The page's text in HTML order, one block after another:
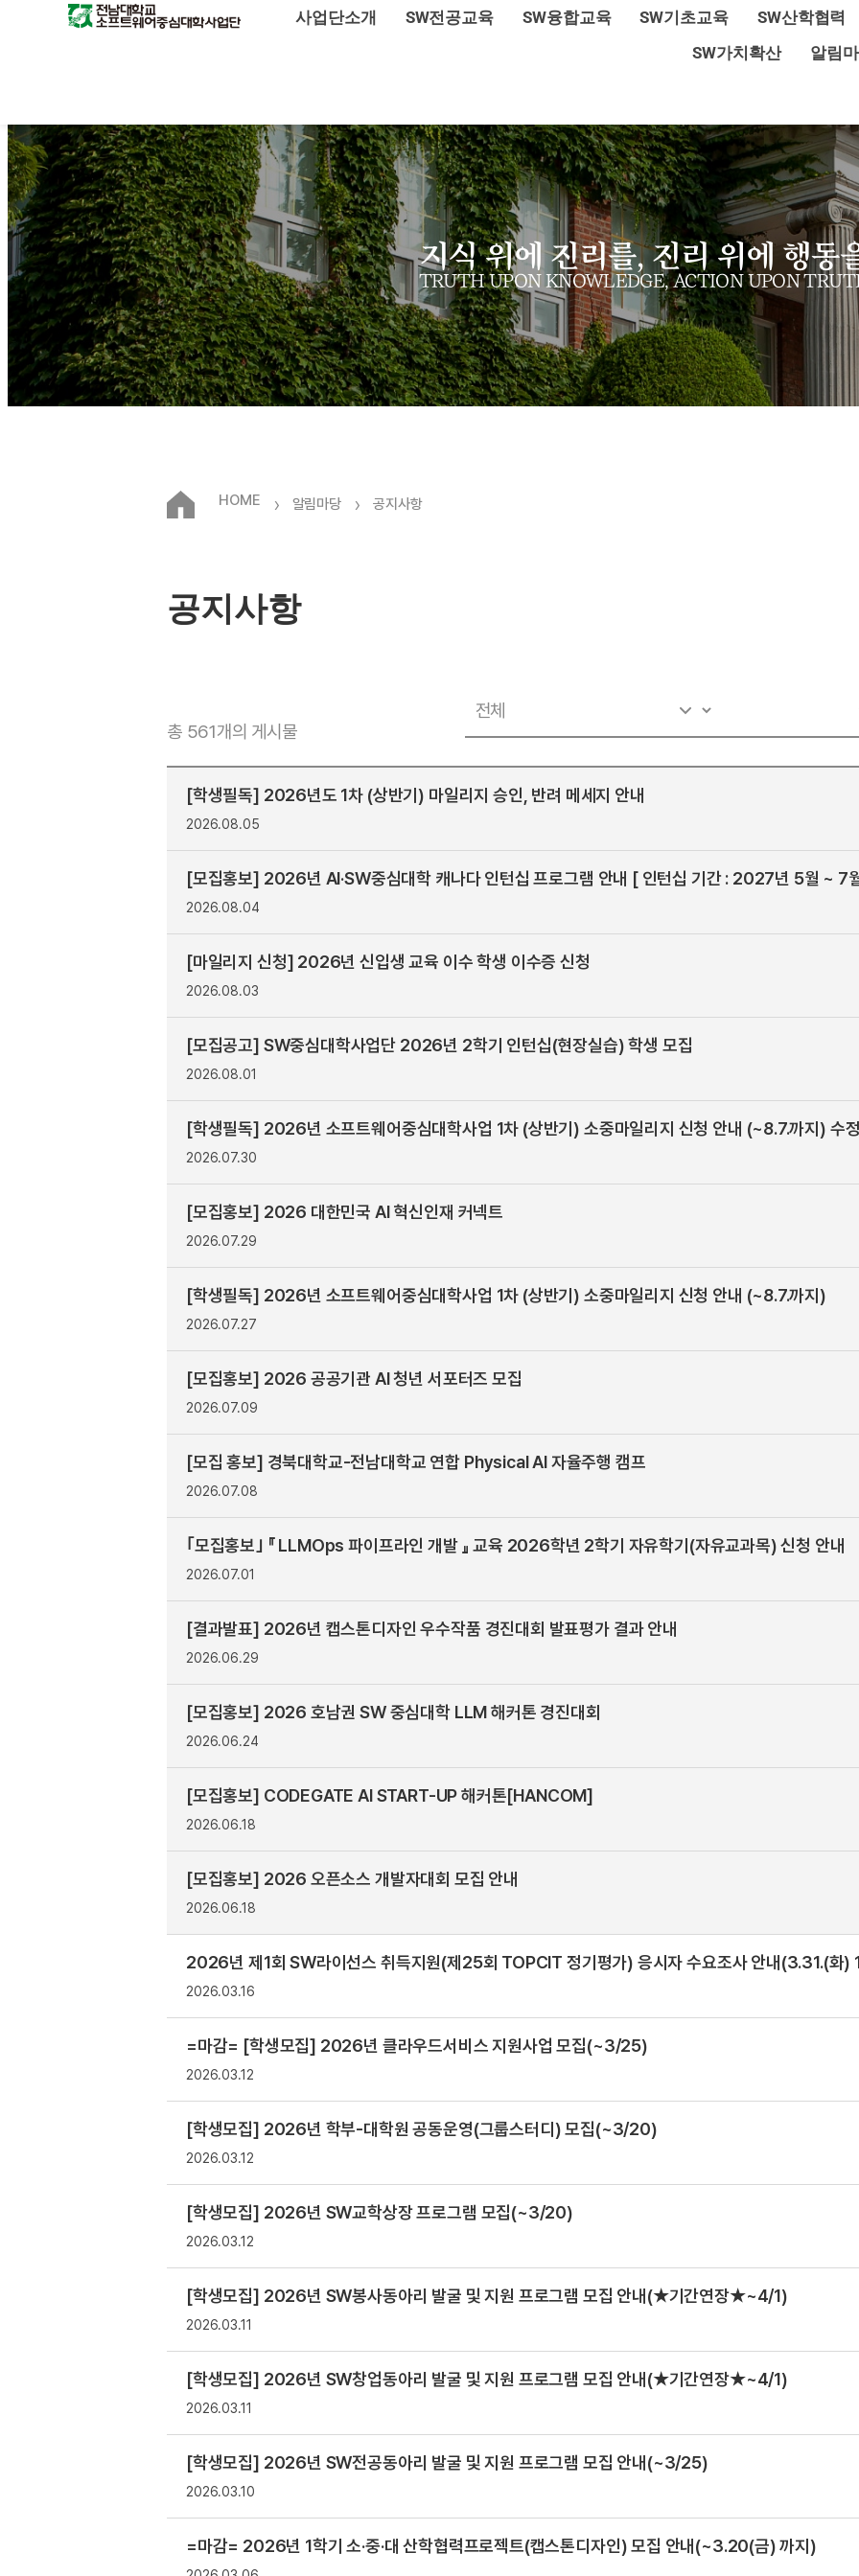
사업단소개 SW전공교육 SW융합교육 SW기초교육
SW산학협력
SW가치확산
알림
지식 위에 진리를, 진리 위에 행동
TRUTH UPON KNOWLEDGE, ACTION UPON
HOME › 알림마당 › 공지사항
공지사항
총 561개의 게시물
[학생필독] 2026년도 1차 (상반기) 마일리지 승인, 반려 메세지 안내
2026.08.05
[모집홍보] 2026년 AI·SW중심대학 캐나다 인턴십 프로그램 안내 [ 인턴십 기간 : 2027년 5월 ~ 7
2026.08.04
[마일리지 신청] 2026년 신입생 교육 이수 학생 이수증 신청
2026.08.03
[모집공고] SW중심대학사업단 2026년 2학기 인턴십(현장실습) 학생 모집
2026.08.01
[학생필독] 2026년 소프트웨어중심대학사업 1차 (상반기) 소중마일리지 신청 안내 (~8.7.까지) 수
2026.07.30
[모집홍보] 2026 대한민국 AI 혁신인재 커넥트
2026.07.29
[학생필독] 2026년 소프트웨어중심대학사업 1차 (상반기) 소중마일리지 신청 안내 (~8.7.까지)
2026.07.27
[모집홍보] 2026 공공기관 AI 청년 서포터즈 모집
2026.07.09
[모집 홍보] 경북대학교-전남대학교 연합 Physical AI 자율주행 캠프
2026.07.08
｢모집홍보｣ 『 LLMOps 파이프라인 개발 』 교육 2026학년 2학기 자유학기(자유교과목) 신청 안내
2026.07.01
[결과발표] 2026년 캡스톤디자인 우수작품 경진대회 발표평가 결과 안내
2026.06.29
[모집홍보] 2026 호남권 SW 중심대학 LLM 해커톤 경진대회
2026.06.24
[모집홍보] CODEGATE AI START-UP 해커톤[HANCOM]
2026.06.18
[모집홍보] 2026 오픈소스 개발자대회 모집 안내
2026.06.18
2026년 제1회 SW라이선스 취득지원(제25회 TOPCIT 정기평가) 응시자 수요조사 안내(3.31.(화)
2026.03.16
=마감= [학생모집] 2026년 클라우드서비스 지원사업 모집(~3/25)
2026.03.12
[학생모집] 2026년 학부-대학원 공동운영(그룹스터디) 모집(~3/20)
2026.03.12
[학생모집] 2026년 SW교학상장 프로그램 모집(~3/20)
2026.03.12
[학생모집] 2026년 SW봉사동아리 발굴 및 지원 프로그램 모집 안내(★기간연장★~4/1)
2026.03.11
[학생모집] 2026년 SW창업동아리 발굴 및 지원 프로그램 모집 안내(★기간연장★~4/1)
2026.03.11
[학생모집] 2026년 SW전공동아리 발굴 및 지원 프로그램 모집 안내(~3/25)
2026.03.10
=마감= 2026년 1학기 소·중·대 산학협력프로젝트(캡스톤디자인) 모집 안내(~3.20(금) 까지)